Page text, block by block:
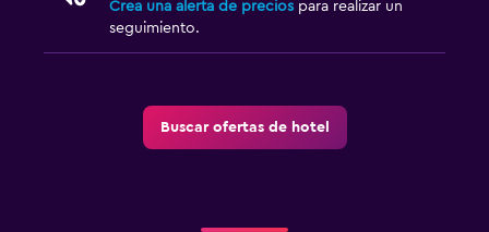
Crea una alerta de precios para realizar un
seguimiento.
Buscar ofertas de hotel